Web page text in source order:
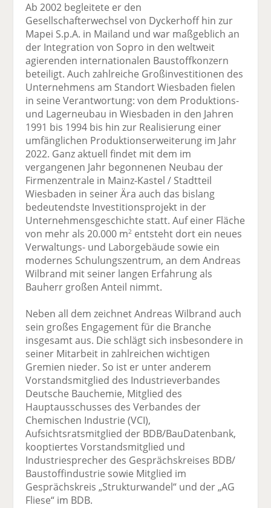
Ab 2002 begleitete er den
Gesellschafterwechsel von Dyckerhoff hin zur
Mapei S.p.A. in Mailand und war maßgeblich an
der Integration von Sopro in den weltweit
agierenden internationalen Baustoffkonzern
beteiligt. Auch zahlreiche Großinvestitionen des
Unternehmens am Standort Wiesbaden fielen
in seine Verantwortung: von dem Produktions-
und Lagerneubau in Wiesbaden in den Jahren
1991 bis 1994 bis hin zur Realisierung einer
umfänglichen Produktionserweiterung im Jahr
2022. Ganz aktuell findet mit dem im
vergangenen Jahr begonnenen Neubau der
Firmenzentrale in Mainz-Kastel / Stadtteil
Wiesbaden in seiner Ära auch das bislang
bedeutendste Investitionsprojekt in der
Unternehmensgeschichte statt. Auf einer Fläche
von mehr als 20.000 m2 entsteht dort ein neues
Verwaltungs- und Laborgebäude sowie ein
modernes Schulungszentrum, an dem Andreas
Wilbrand mit seiner langen Erfahrung als
Bauherr großen Anteil nimmt.
Neben all dem zeichnet Andreas Wilbrand auch
sein großes Engagement für die Branche
insgesamt aus. Die schlägt sich insbesondere in
seiner Mitarbeit in zahlreichen wichtigen
Gremien nieder. So ist er unter anderem
Vorstandsmitglied des Industrieverbandes
Deutsche Bauchemie, Mitglied des
Hauptausschusses des Verbandes der
Chemischen Industrie (VCI),
Aufsichtsratsmitglied der BDB/BauDatenbank,
kooptiertes Vorstandsmitglied und
Industriesprecher des Gesprächskreises BDB/
Baustoffindustrie sowie Mitglied im
Gesprächskreis „Strukturwandel“ und der „AG
Fliese“ im BDB.